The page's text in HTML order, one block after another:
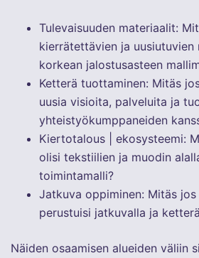
Tulevaisuuden materiaalit:
kierrätettävien ja uusiutuvien
korkean jalostusasteen
Ketterä tuottaminen: Mitäs
uusia visioita, palveluita ja
yhteistyökumppaneiden
Kiertotalous | ekosysteemi:
olisi tekstiilien ja muodin
toimintamalli?
Jatkuva oppiminen: Mitäs
perustuisi jatkuvalla ja
Näiden osaamisen alueiden väliin